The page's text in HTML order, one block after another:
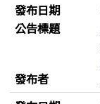
發布日期
公告標題
發布者